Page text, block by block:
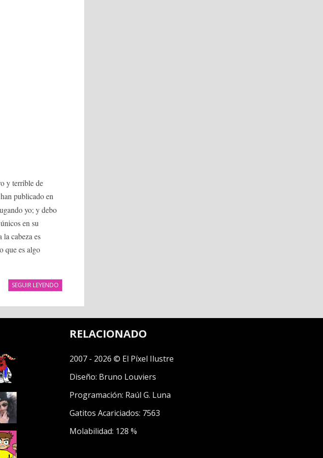
y terrible de
publicado en
yo; y debo
en su
cabeza es
que es algo
SEGUIR LEYENDO
RELACIONADO
2007 - 2026 © El Píxel Ilustre
Diseño: Bruno Louviers
Programación: Raúl G. Luna
Gatitos Acariciados: 7563
Molabilidad: 128 %